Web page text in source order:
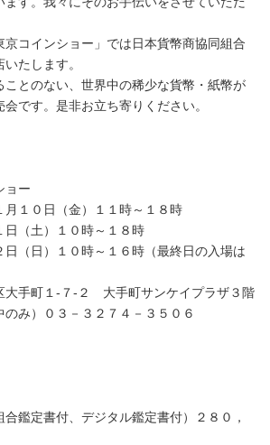
コインショー」では日本貨幣商協同組合
たします。
ことのない、世界中の稀少な貨幣・紙幣が
です。是非お立ち寄りください。
ョー
月１０日（金）１１時～１８時
日（土）１０時～１８時
日（日）１０時～１６時（最終日の入場は
大手町１-７-２ 大手町サンケイプラザ３階
み）０３－３２７４－３５０６
鑑定書付、デジタル鑑定書付）２８０，